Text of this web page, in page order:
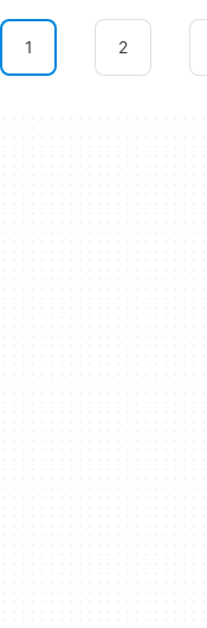
1 2